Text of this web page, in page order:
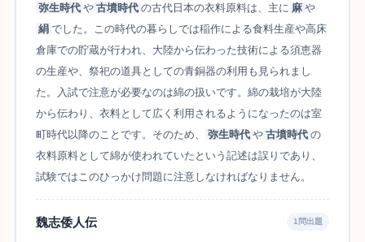
弥生時代 や 古墳時代 の古代日本の衣料原料は、主に 麻 や
絹 でした。この時代の暮らしでは稲作による食料生産や高床
倉庫での貯蔵が行われ、大陸から伝わった技術による須恵器
の生産や、祭祀の道具としての青銅器の利用も見られまし
た。入試で注意が必要なのは綿の扱いです。綿の栽培が大陸
から伝わり、衣料として広く利用されるようになったのは室
町時代以降のことです。そのため、
弥生時代 や 古墳時代 の
衣料原料として綿が使われていたという記述は誤りであり、
試験ではこのひっかけ問題に注意しなければなりません。
魏志倭人伝 1問出題